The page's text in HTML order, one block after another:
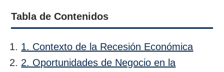
Tabla de Contenidos
1. Contexto de la Recesión Económica
2. Oportunidades de Negocio en la